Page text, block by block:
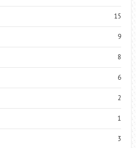
15
9
8
6
2
1
3